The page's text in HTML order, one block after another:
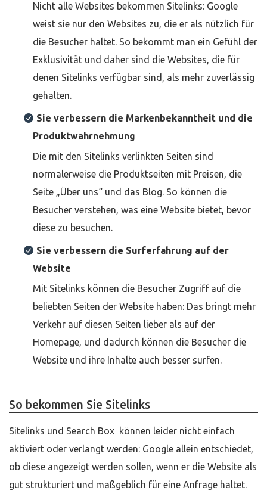
Nicht alle Websites bekommen Sitelinks: Google
weist sie nur den Websites zu, die er als nützlich für
die Besucher haltet. So bekommt man ein Gefühl der
Exklusivität und daher sind die Websites, die für
denen Sitelinks verfügbar sind, als mehr zuverlässig
gehalten.
Sie verbessern die Markenbekanntheit und die
Produktwahrnehmung
Die mit den Sitelinks verlinkten Seiten sind
normalerweise die Produktseiten mit Preisen, die
Seite „Über uns“ und das Blog. So können die
Besucher verstehen, was eine Website bietet, bevor
diese zu besuchen.
Sie verbessern die Surferfahrung auf der
Website
Mit Sitelinks können die Besucher Zugriff auf die
beliebten Seiten der Website haben: Das bringt mehr
Verkehr auf diesen Seiten lieber als auf der
Homepage, und dadurch können die Besucher die
Website und ihre Inhalte auch besser surfen.
So bekommen Sie Sitelinks
Sitelinks und Search Box können leider nicht einfach
aktiviert oder verlangt werden: Google allein entschiedet,
ob diese angezeigt werden sollen, wenn er die Website als
gut strukturiert und maßgeblich für eine Anfrage haltet.